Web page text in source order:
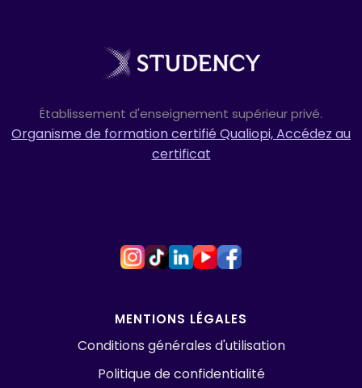
NETWORKING ET LINKEDIN
L'UTILISATION EFFICACE
DE LINKEDIN

Établissement d'enseignement supérieur privé.
Organisme de formation certifié Qualiopi, Accédez au
certificat
MENTIONS LÉGALES
Conditions générales d'utilisation
Politique de confidentialité